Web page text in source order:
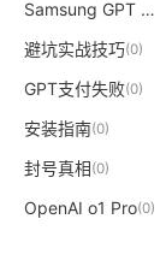
Samsung GPT 避坑指南
避坑实战技巧(0)
GPT支付失败(0)
安装指南(0)
封号真相(0)
OpenAI o1 Pro(0)